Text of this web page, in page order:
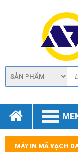
MÁY IN MÃ VẠCH